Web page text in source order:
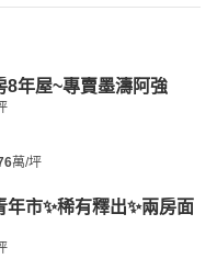
8年屋~專賣墨濤阿強
萬/坪
年市✨稀有釋出✨兩房面